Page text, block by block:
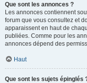
Que sont les annonces ?
Les annonces contiennent
forum que vous consultez et
apparaissent en haut de
publiées. Comme pour les
annonces dépend des
Haut
Que sont les sujets épinglés